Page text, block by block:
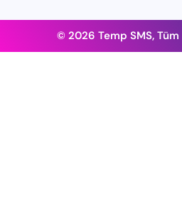
© 2026 Temp SMS, Tüm